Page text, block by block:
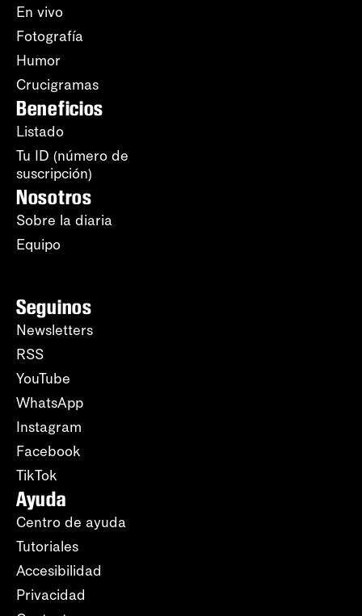
En vivo
Fotografía
Humor
Crucigramas
Beneficios
Listado
Tu ID (número de
suscripción)
Nosotros
Sobre la diaria
Equipo
Seguinos
Newsletters
RSS
YouTube
WhatsApp
Instagram
Facebook
TikTok
Ayuda
Centro de ayuda
Tutoriales
Accesibilidad
Privacidad